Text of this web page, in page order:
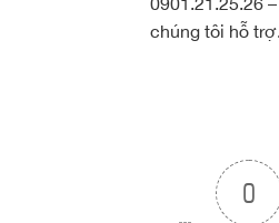
chúng tôi hỗ trợ.
0